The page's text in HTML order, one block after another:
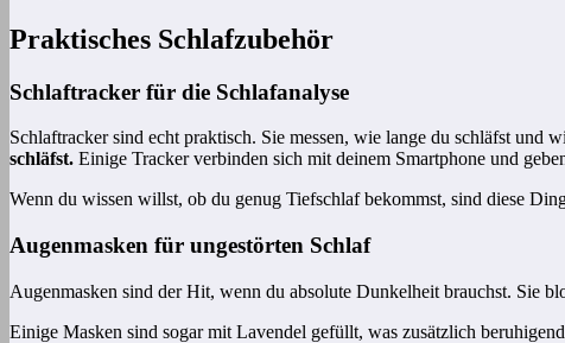
Praktisches Schlafzubehör
Schlaftracker für die Schlafanalyse
Schlaftracker sind echt praktisch. Sie messen, wie lange du schläfst und
schläfst. Einige Tracker verbinden sich mit deinem Smartphone und
Wenn du wissen willst, ob du genug Tiefschlaf bekommst, sind diese
Augenmasken für ungestörten Schlaf
Augenmasken sind der Hit, wenn du absolute Dunkelheit brauchst. Sie
Einige Masken sind sogar mit Lavendel gefüllt, was zusätzlich